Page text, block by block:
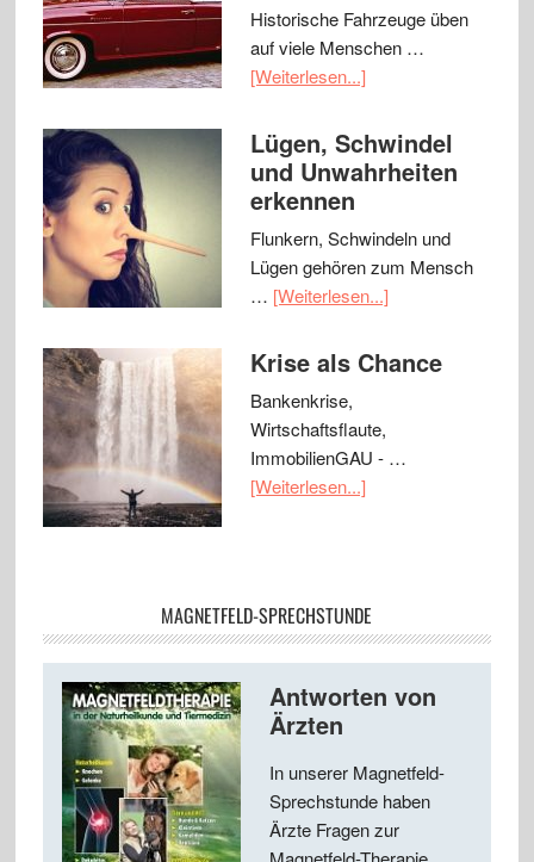
Historische Fahrzeuge üben
auf viele Menschen …
[Weiterlesen...]
Lügen, Schwindel
und Unwahrheiten
erkennen
Flunkern, Schwindeln und
Lügen gehören zum Mensch
… [Weiterlesen...]
Krise als Chance
Bankenkrise,
Wirtschaftsflaute,
ImmobilienGAU - …
[Weiterlesen...]
MAGNETFELD-SPRECHSTUNDE
Antworten von
Ärzten
In unserer Magnetfeld-
Sprechstunde haben
Ärzte Fragen zur